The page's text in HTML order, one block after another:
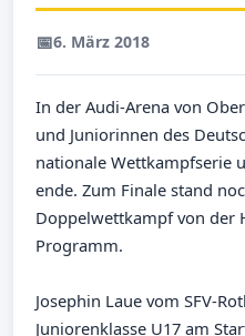
📅6. März 2018
In der Audi-Arena von
und Juniorinnen des
nationale Wettkampfserie
ende. Zum Finale stand
Doppelwettkampf von der
Programm.
Josephin Laue vom SFV-
Juniorenklasse U17 am